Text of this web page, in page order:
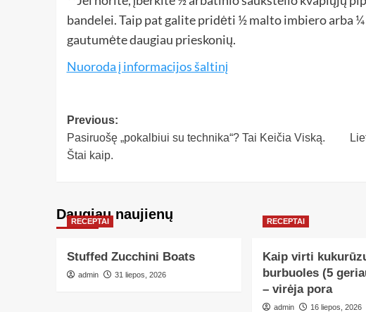
bandelei. Taip pat galite pridėti ½ malto imbiero arba
gautumėte daugiau prieskonių.
Nuoroda į informacijos šaltinį
Previous:
Pasiruošę „pokalbiui su technika“? Tai Keičia Viską.
Štai kaip.
Daugiau naujienų
RECEPTAI
Stuffed Zucchini Boats
admin 31 liepos, 2026
RECEPTAI
Kaip virti
burbuoles (5
– virėja pora
admin 16 liepos, 2026